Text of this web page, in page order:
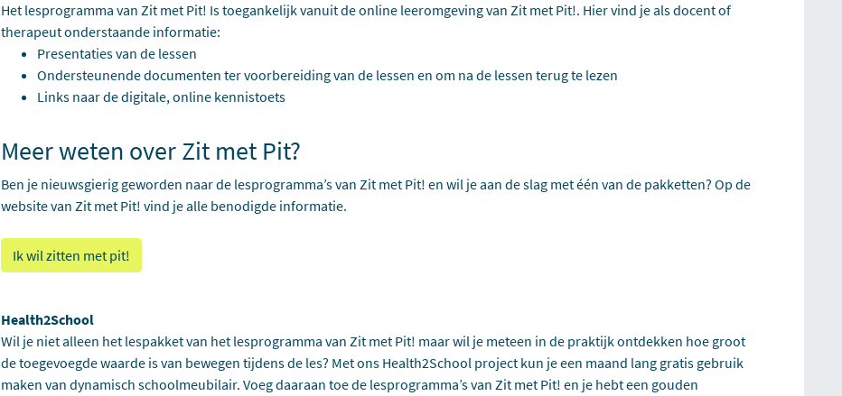
Het lesprogramma van Zit met Pit! Is toegankelijk vanuit de online leeromgeving van Zit met Pit!. Hier vind je als docent of
therapeut onderstaande informatie:
Presentaties van de lessen
Ondersteunende documenten ter voorbereiding van de lessen en om na de lessen terug te lezen
Links naar de digitale, online kennistoets
Meer weten over Zit met Pit?
Ben je nieuwsgierig geworden naar de lesprogramma’s van Zit met Pit! en wil je aan de slag met één van de pakketten? Op de
website van Zit met Pit! vind je alle benodigde informatie.
Ik wil zitten met pit!
Health2School
Wil je niet alleen het lespakket van het lesprogramma van Zit met Pit! maar wil je meteen in de praktijk ontdekken hoe groot
de toegevoegde waarde is van bewegen tijdens de les? Met ons Health2School project kun je een maand lang gratis gebruik
maken van dynamisch schoolmeubilair. Voeg daaraan toe de lesprogramma’s van Zit met Pit! en je hebt een gouden